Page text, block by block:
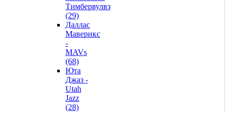
Тимбервулвз
(29)
Даллас
Маверикс
-
MAVs
(68)
Юта
Джаз -
Utah
Jazz
(28)